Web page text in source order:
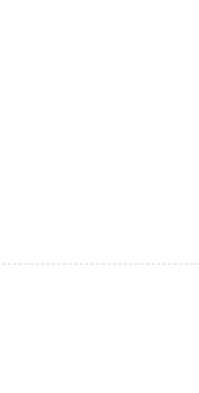
只是蒙人，看人看歷史
割.你還有看看這...